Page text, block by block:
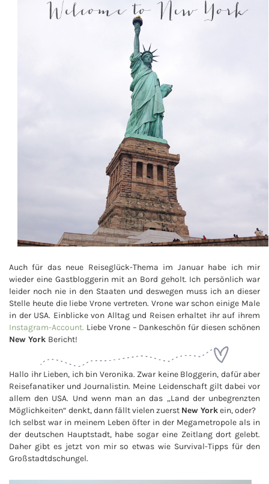
Auch für das neue Reiseglück-Thema im Januar habe ich mir
wieder eine Gastbloggerin mit an Bord geholt. Ich persönlich war
leider noch nie in den Staaten und deswegen muss ich an dieser
Stelle heute die liebe Vrone vertreten. Vrone war schon einige Male
in der USA. Einblicke von Alltag und Reisen erhaltet ihr auf ihrem
Instagram-Account. Liebe Vrone – Dankeschön für diesen schönen
New York Bericht!
Hallo ihr Lieben, ich bin Veronika. Zwar keine Bloggerin, dafür aber
Reisefanatiker und Journalistin. Meine Leidenschaft gilt dabei vor
allem den USA. Und wenn man an das „Land der unbegrenzten
Möglichkeiten“ denkt, dann fällt vielen zuerst New Yorkein, oder?
Ich selbst war in meinem Leben öfter in der Megametropole als in
der deutschen Hauptstadt, habe sogar eine Zeitlang dort gelebt.
Daher gibt es jetzt von mir so etwas wie Survival-Tipps für den
Großstadtdschungel.